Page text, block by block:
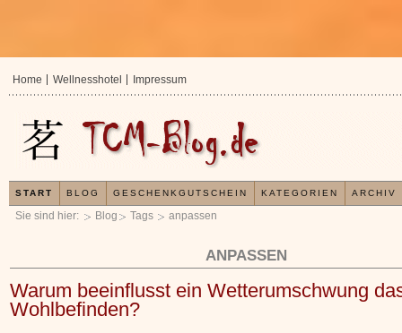
Sie sind hier: Blog Tags anpassen
ANPASSEN
Warum beeinflusst ein Wetterumschwung
Wohlbefinden?
Home Wellnesshotel Impressum
START BLOG GESCHENKGUTSCHEIN KATEGORIEN ARCHIV